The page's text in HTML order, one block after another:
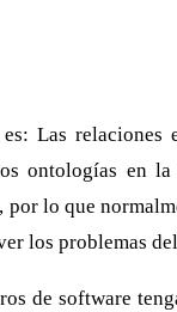
Las
ontologías en
, por lo que
los problemas
de software